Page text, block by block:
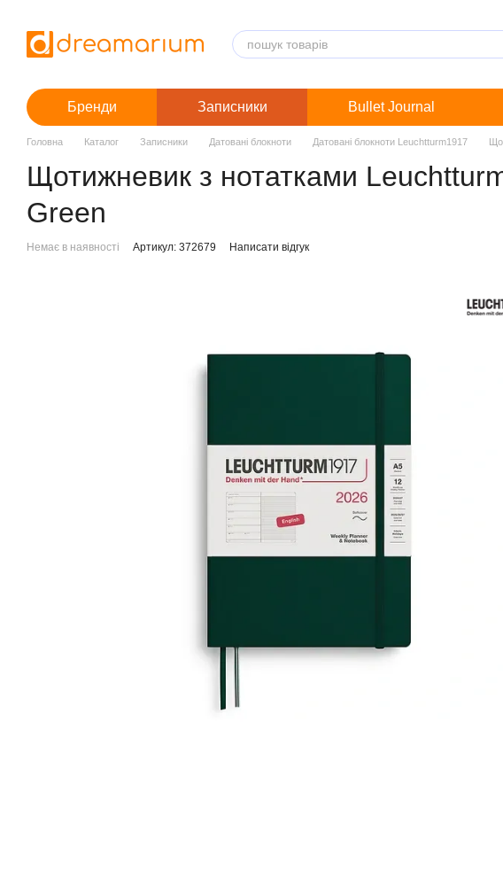
Бренди Записники Bullet Journal
Головна Каталог Записники Датовані блокноти Датовані блокноти Leuchtturm1917
Щотижневик з нотатками
Green
Немає в наявності Артикул: 372679 Написати відгук